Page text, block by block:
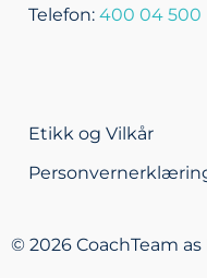
Telefon: 400 04 500
Etikk og Vilkår
© 2026 CoachTeam